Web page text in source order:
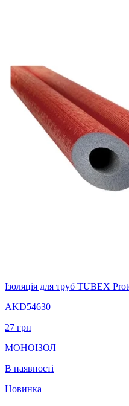
Ізоляція для труб TUBEX
AKD54630
27 грн
МОНОІЗОЛ
В наявності
Новинка